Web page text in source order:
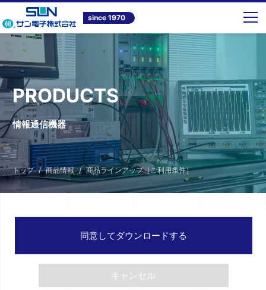
since 1970
PRODUCTS
情報通信機器
トップ 商品情報 商品ラインアップ（ご利用条件）
同意してダウンロードする
キャンセル